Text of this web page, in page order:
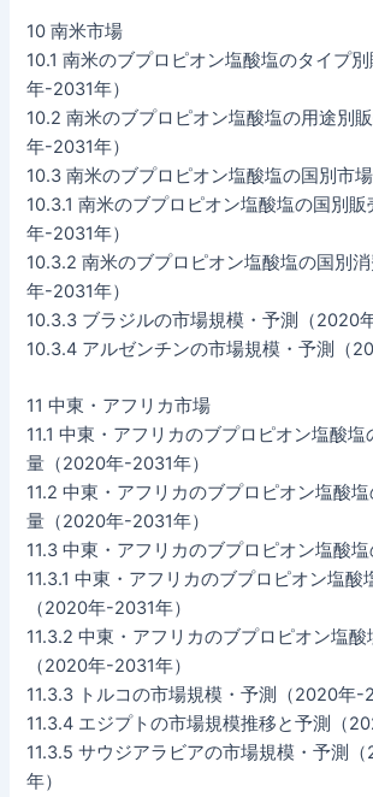
10 南米市場
10.1 南米のブプロピオン塩酸塩のタイプ
年-2031年）
10.2 南米のブプロピオン塩酸塩の用途別
年-2031年）
10.3 南米のブプロピオン塩酸塩の国別市
10.3.1 南米のブプロピオン塩酸塩の国別
年-2031年）
10.3.2 南米のブプロピオン塩酸塩の国別
年-2031年）
10.3.3 ブラジルの市場規模・予測（2020
10.3.4 アルゼンチンの市場規模・予測（
11 中東・アフリカ市場
11.1 中東・アフリカのブプロピオン塩酸
量（2020年-2031年）
11.2 中東・アフリカのブプロピオン塩酸
量（2020年-2031年）
11.3 中東・アフリカのブプロピオン塩酸
11.3.1 中東・アフリカのブプロピオン塩酸
（2020年-2031年）
11.3.2 中東・アフリカのブプロピオン塩
（2020年-2031年）
11.3.3 トルコの市場規模・予測（2020年-
11.3.4 エジプトの市場規模推移と予測（
11.3.5 サウジアラビアの市場規模・予測
年）